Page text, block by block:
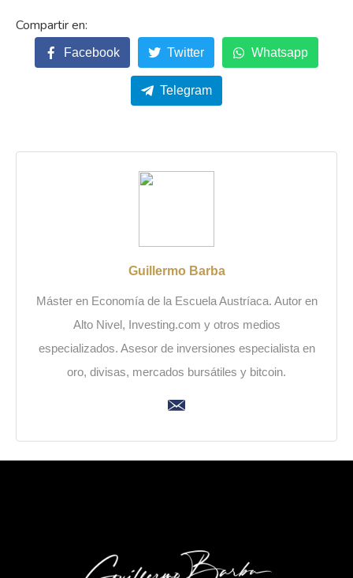
Facebook Twitter Whatsapp
Telegram
Guillermo Barba
Máster en Economía de la Escuela Austríaca. Autor en
Alto Nivel, Investing.com y otros medios
especializados. Asesor de inversiones especialista en
oro, divisas, mercados bursátiles y bitcoin.